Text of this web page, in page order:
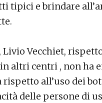
tipici e brindare
Livio Vecchiet,
altri centri , non ha
rispetto all’uso dei
delle persone di